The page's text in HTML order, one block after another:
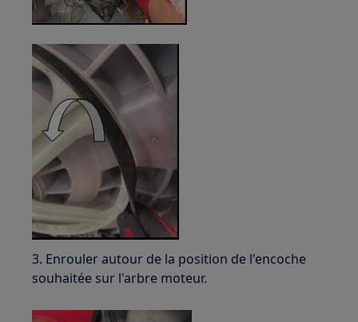
3. Enrouler autour de la position de l'encoche
souhaitée sur l'arbre moteur.